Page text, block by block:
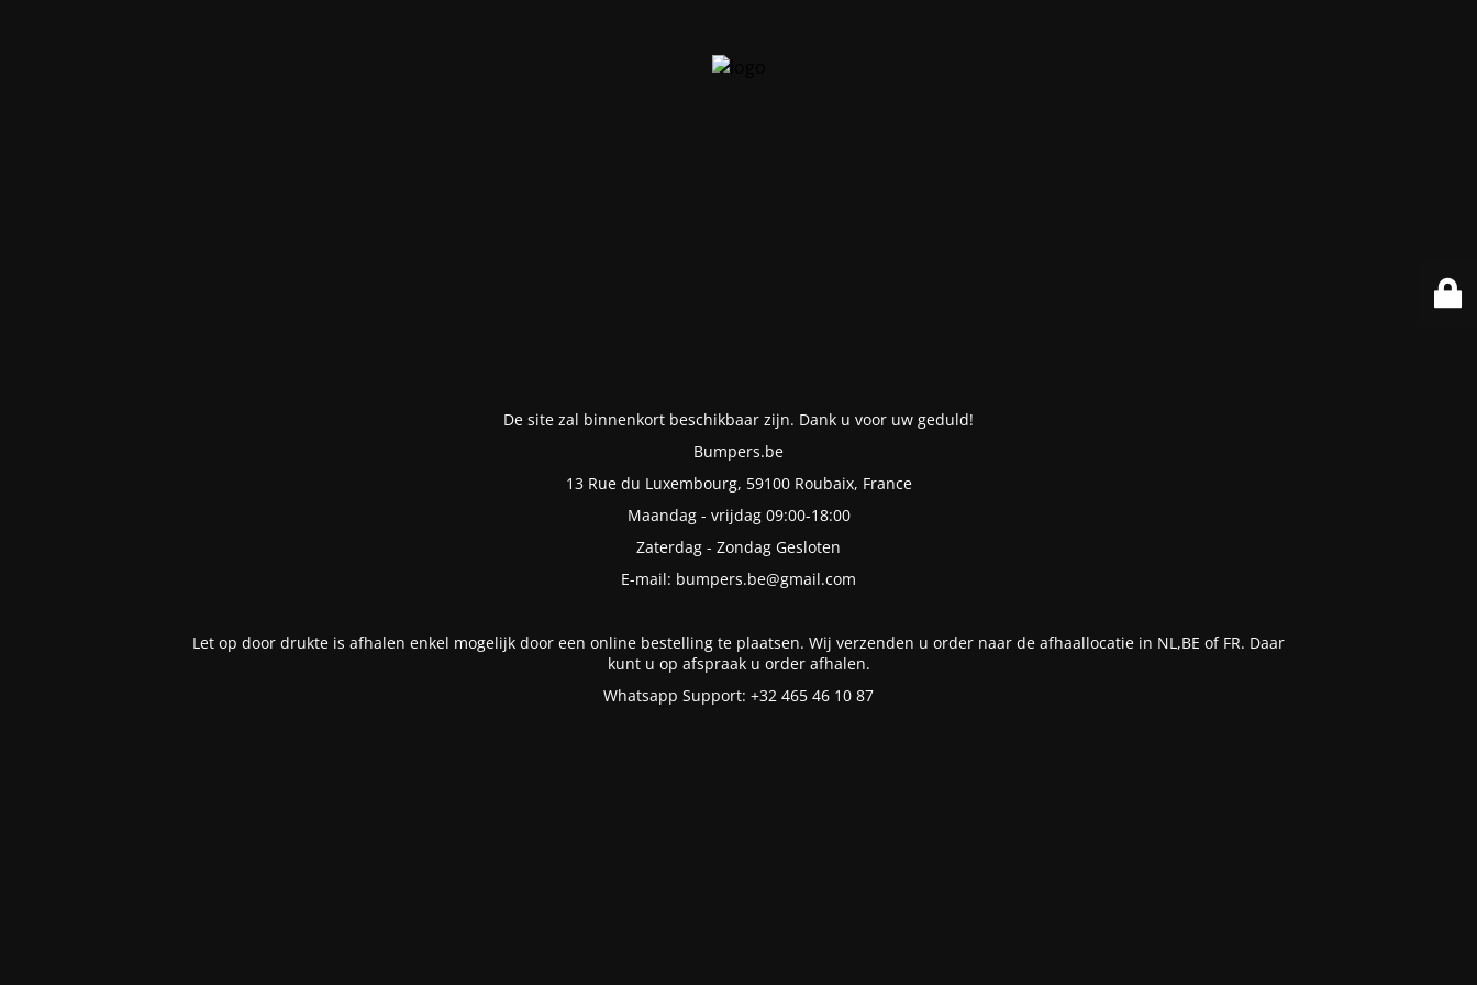
De site zal binnenkort beschikbaar zijn. Dank u voor uw geduld!
Bumpers.be
13 Rue du Luxembourg, 59100 Roubaix, France
Maandag - vrijdag 09:00-18:00
Zaterdag - Zondag Gesloten
E-mail: bumpers.be@gmail.com
Let op door drukte is afhalen enkel mogelijk door een online bestelling te plaatsen. Wij verzenden u order naar de afhaallocatie in NL,BE of FR. Daar
kunt u op afspraak u order afhalen.
Whatsapp Support: +32 465 46 10 87